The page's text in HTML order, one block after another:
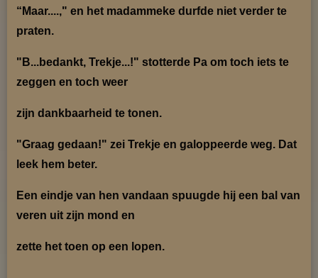
“Maar....," en het madammeke durfde niet verder te
praten.
"B...bedankt, Trekje...!" stotterde Pa om toch iets te
zeggen en toch weer
zijn dankbaarheid te tonen.
"Graag gedaan!" zei Trekje en galoppeerde weg. Dat
leek hem beter.
Een eindje van hen vandaan spuugde hij een bal van
veren uit zijn mond en
zette het toen op een lopen.